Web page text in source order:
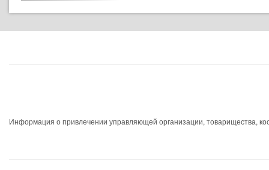
Информация о привлечении управляющей организации, товарищества,